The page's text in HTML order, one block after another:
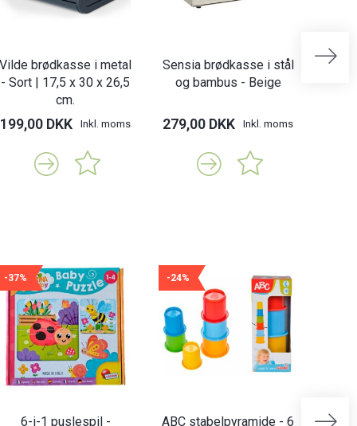
Vilde brødkasse i metal
- Sort | 17,5 x 30 x 26,5
cm.
199,00 DKK Inkl. moms
Sensia brødkasse i stål
og bambus - Beige
279,00 DKK Inkl. moms
-37%
6-i-1 puslespil -
-24%
ABC stabelpyramide - 6